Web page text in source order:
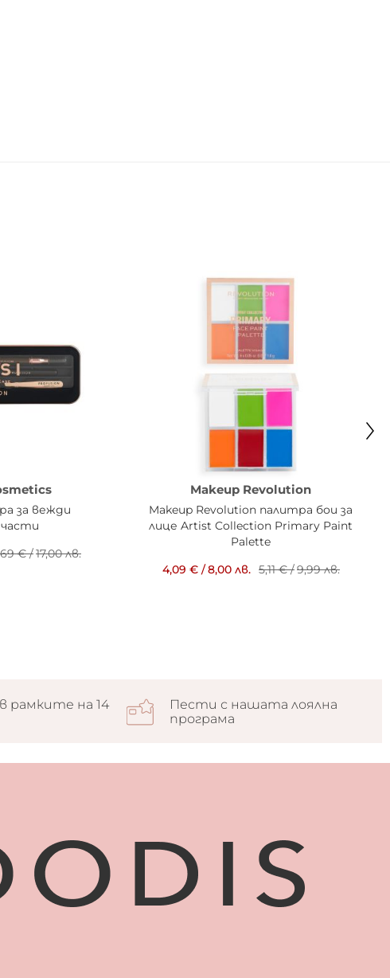
за вежди
части
€/17,00 лв.
Makeup Revolution
Makeup Revolution палитра бои за
лице Artist Collection Primary Paint
Palette
4,09 € /8,00 лв. 5,11 €/9,99 лв.
рамките на 14
Пести с нашата лоялна
програма